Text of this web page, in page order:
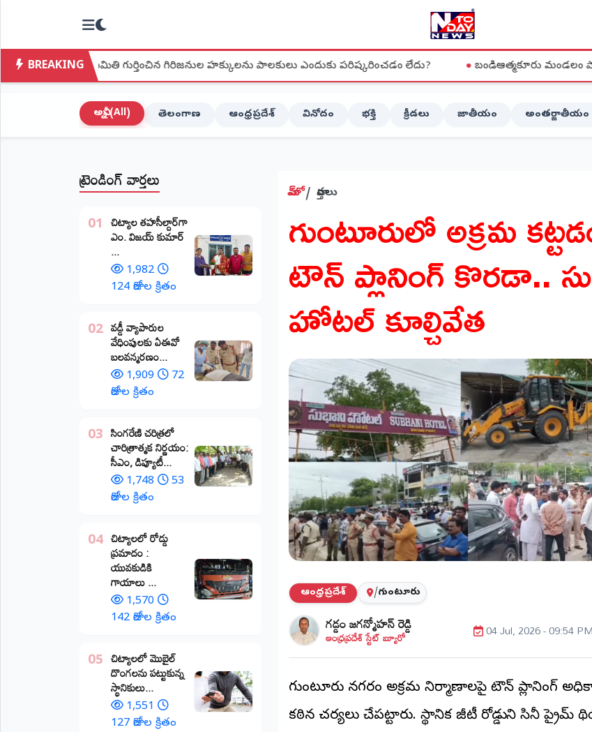
NTODAY×
హోమ్
BREAKING
గుర్తించిన గిరిజనుల హక్కులను పాలకులు ఎందుకు పరిష్కరించడం లేదు? ●బండిఆత్మకూరు మండలం పార్నపల్లె లో PGRS
అన్నీ (All) తెలంగాణ ఆంధ్రప్రదేశ్ వినోదం భక్తి క్రీడలు జాతీయం అంతర్జాతీయం
ట్రెండింగ్ వార్తలు
01 ​చిట్యాల తహసీల్దార్‌గా
ఎం. విజయ్ కుమార్
...
1,982
124 రోజుల క్రితం
02 వడ్డీ వ్యాపారుల
వేధింపులకు ఏఈవో
బలవన్మరణం...
1,909
72
రోజుల క్రితం
03 ​సింగరేణి చరిత్రలో
చారిత్రాత్మక నిర్ణయం:
సీఎం, డిప్యూటీ...
1,748
53
రోజుల క్రితం
04 చిట్యాలలో రోడ్డు
ప్రమాదం :
యువకుడికి
గాయాలు ​...
1,570
142 రోజుల క్రితం
05 చిట్యాలలో మొబైల్
దొంగలను పట్టుకున్న
స్థానికులు...
1,551
127 రోజుల క్రితం
హోమ్ వార్తలు
గుంటూరులో అక్రమ
టౌన్ ప్లానింగ్ కొరడా..
హోటల్ కూల్చివేత
ఆంధ్రప్రదేశ్ /గుంటూరు
గడ్డం జగన్మోహన్ రెడ్డి
ఆంధ్రప్రదేశ్ స్టేట్ బ్యూరో 04 Jul, 2026 - 09:54 PM
గుంటూరు నగరంలో అక్రమ నిర్మాణాలపై టౌన్ ప్లానింగ్
కఠిన చర్యలు చేపట్టారు. స్థానిక జీటీ రోడ్డులోని సినీ ప్రైమ్